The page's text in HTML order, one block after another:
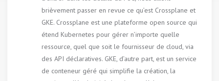
brièvement passer en revue ce qu’est Crossplane et
GKE. Crossplane est une plateforme open source qui
étend Kubernetes pour gérer n’importe quelle
ressource, quel que soit le fournisseur de cloud, via
des API déclaratives. GKE, d’autre part, est un service
de conteneur géré qui simplifie la création, la